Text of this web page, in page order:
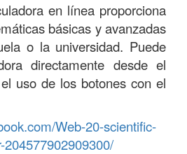
en línea proporciona
básicas y avanzadas
o la universidad. Puede
directamente desde el
uso de los botones con el
Web-20-scientific-
204577902909300/